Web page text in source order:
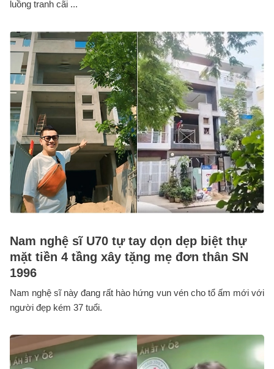
luồng tranh cãi ...
Nam nghệ sĩ U70 tự tay dọn dẹp biệt thự
mặt tiền 4 tầng xây tặng mẹ đơn thân SN
1996
Nam nghệ sĩ này đang rất hào hứng vun vén cho tổ ấm mới với
người đẹp kém 37 tuổi.